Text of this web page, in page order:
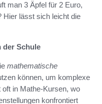
man 3 Äpfel für 2 Euro,
Hier lässt sich leicht die
der Schule
mathematische
können, um komplexe
in Mathe-Kursen, wo
konfrontiert